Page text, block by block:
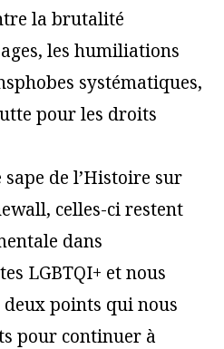
la brutalité
les humiliations
systématiques,
pour les droits
de l’Histoire sur
celles-ci restent
dans
LGBTQI+ et nous
points qui nous
pour continuer à